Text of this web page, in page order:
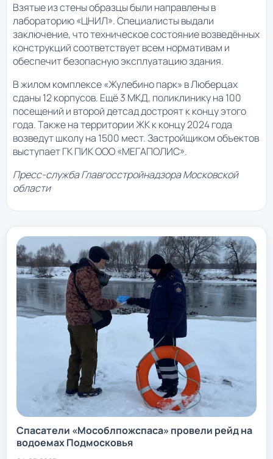
Взятые из стены образцы были направлены в
лабораторию «ЦНИЛ». Специалисты выдали
заключение, что техническое состояние возведённых
конструкций соответствует всем нормативам и
обеспечит безопасную эксплуатацию здания.
В жилом комплексе «Жулебино парк» в Люберцах
сданы 12 корпусов. Ещё 3 МКД, поликлинику на 100
посещений и второй детсад достроят к концу этого
года. Также на территории ЖК к концу 2024 года
возведут школу на 1500 мест. Застройщиком объектов
выступает ГК ПИК ООО «МЕГАПОЛИС».
Пресс-служба Главгосстройнадзора Московской
области
Спасатели «Мособлпожспаса» провели рейд на
водоемах Подмосковья